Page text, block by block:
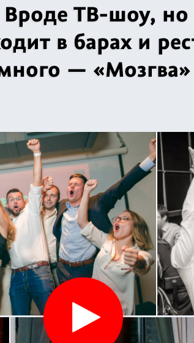
ТВ-шоу, но
в барах и
—